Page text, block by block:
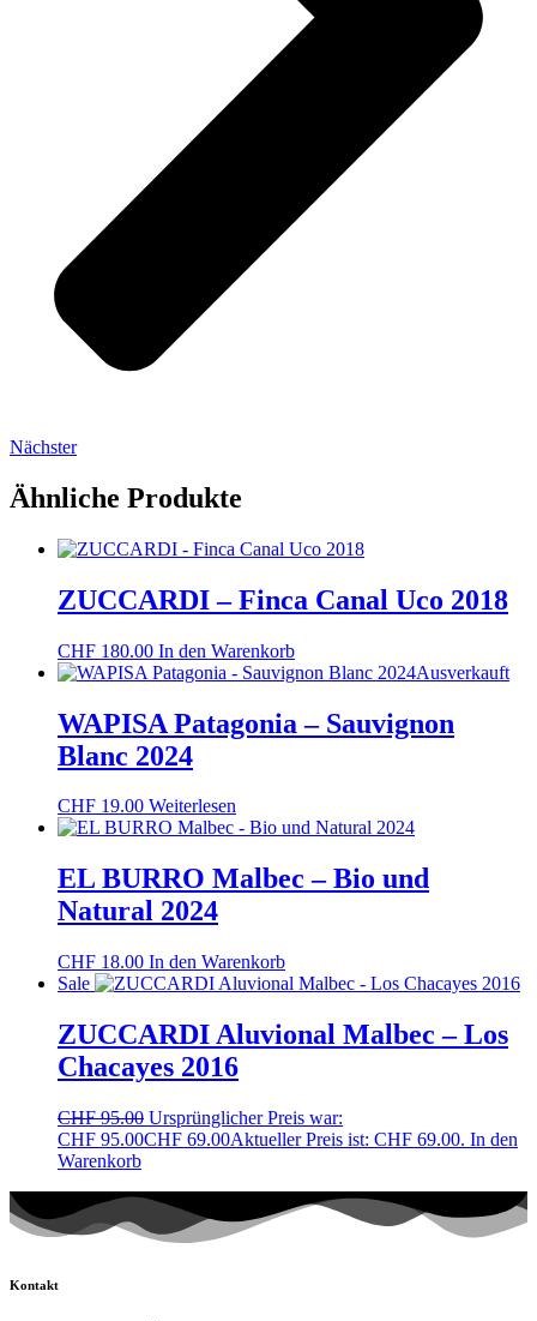
Nächster
Ähnliche Produkte
ZUCCARDI – Finca Canal Uco 2018
CHF 180.00 In den Warenkorb
Ausverkauft
WAPISA Patagonia – Sauvignon
Blanc 2024
CHF 19.00 Weiterlesen
EL BURRO Malbec – Bio und
Natural 2024
CHF 18.00 In den Warenkorb
Sale
ZUCCARDI Aluvional Malbec – Los
Chacayes 2016
CHF95.00 Ursprünglicher Preis war:
CHF 95.00CHF 69.00Aktueller Preis ist: CHF 69.00. In den
Warenkorb
Kontakt